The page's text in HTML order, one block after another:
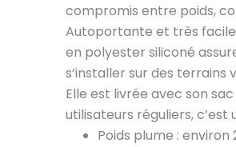
compromis entre poids,
Autoportante et très
en polyester siliconé
s’installer sur des terrains
Elle est livrée avec son
utilisateurs réguliers,
Poids plume : environ